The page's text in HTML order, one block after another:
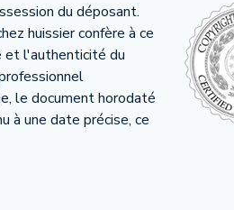
du déposant.
huissier confère à ce
et l'authenticité du
le document horodaté
à une date précise, ce